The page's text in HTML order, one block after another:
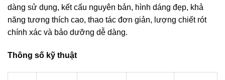
dàng sử dụng, kết cấu nguyên bản, hình dáng đẹp, khả
năng tương thích cao, thao tác đơn giản, lượng chiết rót
chính xác và bảo dưỡng dễ dàng.
Thông số kỹ thuật